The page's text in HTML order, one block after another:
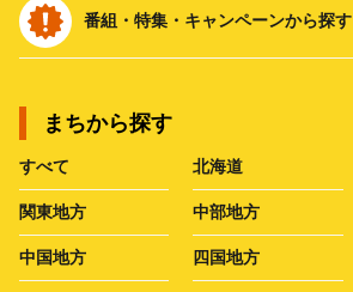
番組・特集・キャンペーンから探す
まちから探す
すべて 北海道
関東地方 中部地方
中国地方 四国地方